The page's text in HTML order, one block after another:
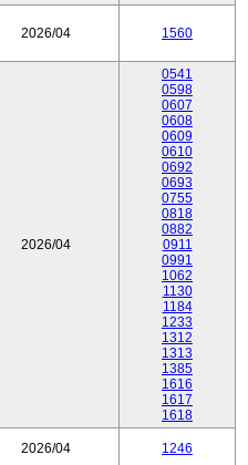
2026/04 1560
2026/04
0541
0598
0607
0608
0609
0610
0692
0693
0755
0818
0882
0911
0991
1062
1130
1184
1233
1312
1313
1385
1616
1617
1618
2026/04 1246